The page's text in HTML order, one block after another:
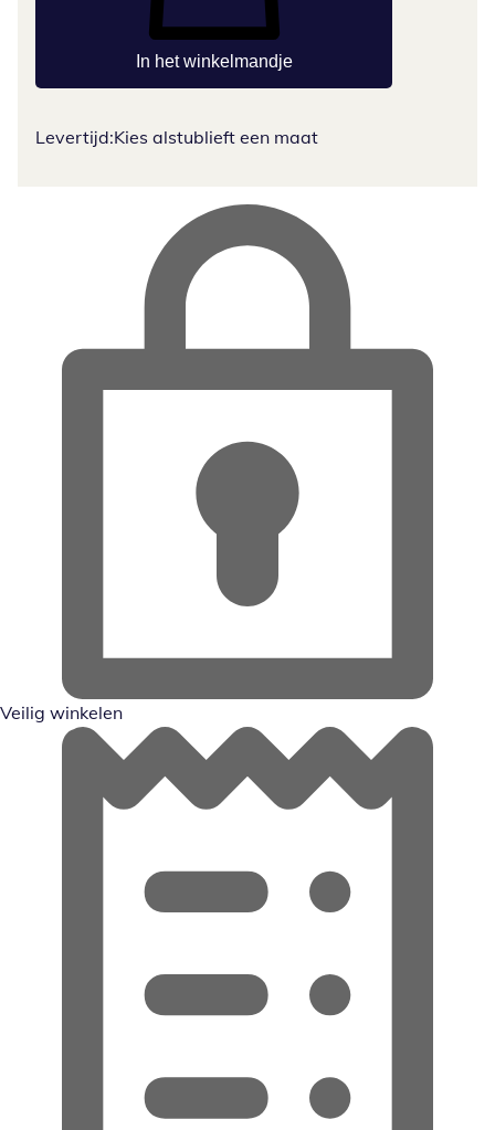
In het winkelmandje
Levertijd:Kies alstublieft een maat
Veilig winkelen